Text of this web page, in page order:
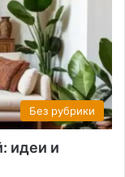
Без рубрики
идеи и